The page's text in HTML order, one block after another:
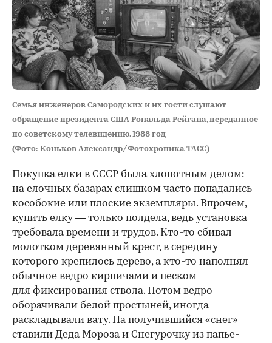
Семья инженеров Самородских и их гости слушают
обращение президента США Рональда Рейгана, переданное
по советскому телевидению. 1988 год
(Фото: Коньков Александр/Фотохроника ТАСС)
Покупка елки в СССР была хлопотным делом:
на елочных базарах слишком часто попадались
кособокие или плоские экземпляры. Впрочем,
купить елку — только полдела, ведь установка
требовала времени и трудов. Кто-то сбивал
молотком деревянный крест, в середину
которого крепилось дерево, а кто-то наполнял
обычное ведро кирпичами и песком
для фиксирования ствола. Потом ведро
оборачивали белой простыней, иногда
раскладывали вату. На получившийся «снег»
ставили Деда Мороза и Снегурочку из папье-